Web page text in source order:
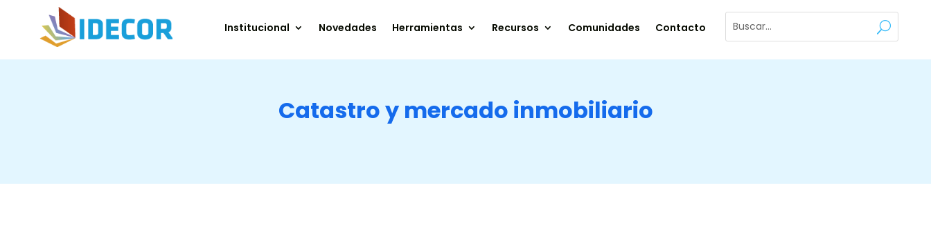
Institucional Novedades Herramientas Recursos Comunidades Contacto
Catastro y mercado inmobiliario